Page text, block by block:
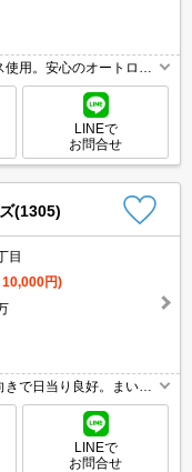
用。安心のオートロッ
い焚き付き。浴室乾燥機
こから。
LINEで
お問合せ
(1305)
目
円)
で日当り良好。まいば
ーヨーカドーへ270m。
ーホン付き。
LINEで
お問合せ